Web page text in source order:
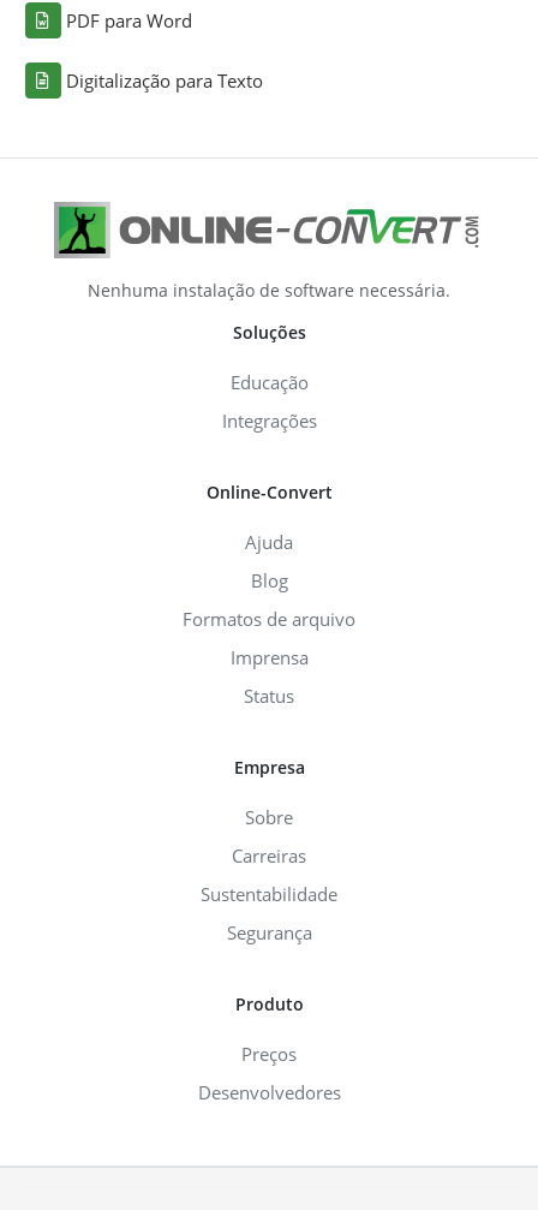
PDF para Word
Digitalização para Texto
Nenhuma instalação de software necessária.
Soluções
Educação
Integrações
Online-Convert
Ajuda
Blog
Formatos de arquivo
Imprensa
Status
Empresa
Sobre
Carreiras
Sustentabilidade
Segurança
Produto
Preços
Desenvolvedores